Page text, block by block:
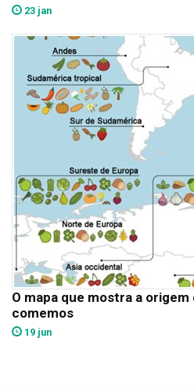
23 jan
O mapa que mostra a
comemos
19 jun